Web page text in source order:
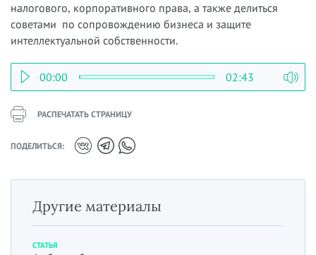
налогового, корпоративного права, а также делиться
советами по сопровождению бизнеса и защите
интеллектуальной собственности.
00:00 02:43
РАСПЕЧАТАТЬ СТРАНИЦУ
ПОДЕЛИТЬСЯ:
Другие материалы
СТАТЬЯ